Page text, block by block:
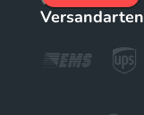
Versandarten